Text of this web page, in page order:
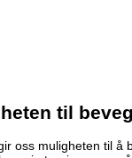
til
oss muligheten til